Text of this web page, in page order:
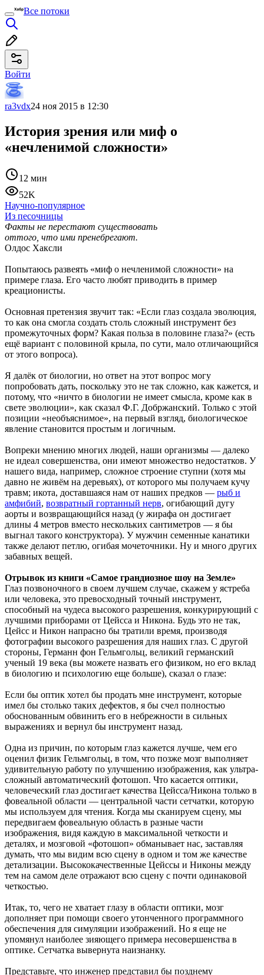
Все потоки
Войти
ra3vdx24 ноя 2015 в 12:30
История зрения или миф о
«нечленимой сложности»
12 мин
52K
Научно-популярное
Из песочницы
Факты не перестают существовать
оттого, что ими пренебрегают.
Олдос Хаксли
Попытаюсь развеять «миф о нечленимой сложности» на
примере глаза. Его часто любят приводить в пример
креационисты.
Основная претензия звучит так: «Если глаз создала эволюция,
то как она смогла создать столь сложный инструмент без
промежуточных форм? Какая польза в половине глаза?» (есть
ещё вариант с половиной крыла, по сути, мало отличающийся
от этого вопроса).
Я далёк от биологии, но ответ на этот вопрос могу
попробовать дать, поскольку это не так сложно, как кажется, и
потому, что «ничто в биологии не имеет смысла, кроме как в
свете эволюции», как сказал Ф.Г. Добржанский. Только с этой
позиции «необъяснимое», на первый взгляд, биологическое
явление становится простым и логичным.
Вопреки мнению многих людей, наши организмы — далеко
не идеал совершенства, они имеют множество недостатков. У
нашего вида, например, сложное строение ступни (хотя мы
давно не живём на деревьях), от которого мы получаем кучу
травм; икота, доставшаяся нам от наших предков — рыб и
амфибий, возвратный гортанный нерв, огибающий дугу
аорты и возвращающийся назад (у жирафа он достигает
длины 4 метров вместо нескольких сантиметров — я бы
выгнал такого конструктора). У мужчин семенные канатики
также делают петлю, огибая мочеточники. Ну и много других
забавных вещей.
Отрывок из книги «Самое грандиозное шоу на Земле»
Глаз позвоночного в своем лучшем случае, скажем у ястреба
или человека, это превосходный точный инструмент,
способный на чудеса высокого разрешения, конкурирующий с
лучшими приборами от Цейсса и Никона. Будь это не так,
Цейсс и Никон напрасно бы тратили время, производя
фотографии высокого разрешения для наших глаз. С другой
стороны, Германн фон Гельмгольц, великий германский
ученый 19 века (вы можете назвать его физиком, но его вклад
в биологию и психологию еще больше), сказал о глазе:
Если бы оптик хотел бы продать мне инструмент, которые
имел бы столько таких дефектов, я бы счел полностью
обоснованным обвинить его в небрежности в сильных
выражениях и вернул бы инструмент назад.
Одна из причин, по которым глаз кажется лучше, чем его
оценил физик Гельмгольц, в том, что позже мозг выполняет
удивительную работу по улучшению изображения, как ультра-
сложный автоматический фотошоп. Что касается оптики,
человеческий глаз достигает качества Цейсса/Никона только в
фовеальной области — центральной части сетчатки, которую
мы используем для чтения. Когда мы сканируем сцену, мы
передвигаем фовеальную область в разные части
изображения, видя каждую в максимальной четкости и
деталях, и мозговой «фотошоп» обманывает нас, заставляя
думать, что мы видим всю сцену в одном и том же качестве
детализации. Высококачественные Цейссы и Никоны между
тем на самом деле отражают всю сцену с почти одинаковой
четкостью.
Итак, то, чего не хватает глазу в области оптики, мозг
дополняет при помощи своего утонченного программного
обеспечения для симуляции изображений. Но я еще не
упомянул наиболее зияющего примера несовершенства в
оптике. Сетчатка вывернута наизнанку.
Представьте, что инженер представил бы позднему